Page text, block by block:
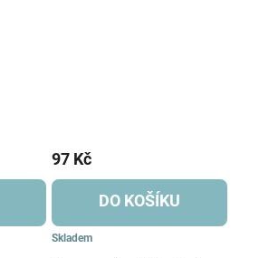
Skladem
97 Kč
DO KOŠÍKU